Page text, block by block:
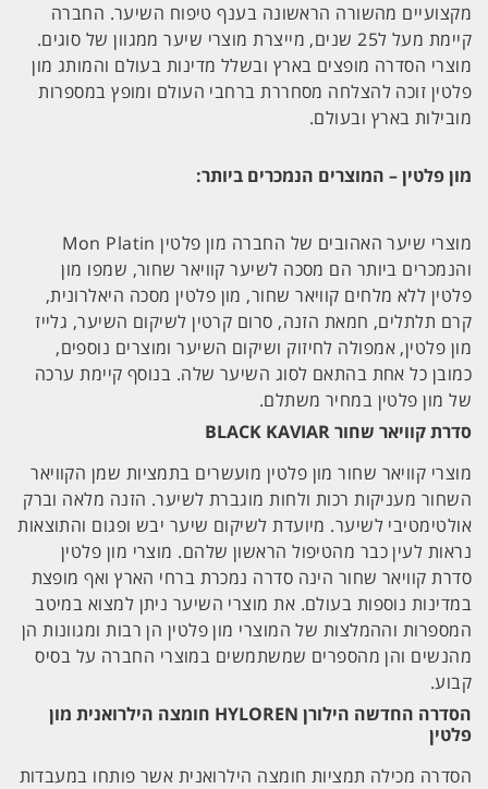
מקצועיים מהשורה הראשונה בענף טיפוח השיער. החברה
קיימת מעל ל25 שנים, מייצרת מוצרי שיער ממגוון של סוגים.
מוצרי הסדרה מופצים בארץ ובשלל מדינות בעולם והמותג מון
פלטין זוכה להצלחה מסחררת ברחבי העולם ומופץ במספרות
מובילות בארץ ובעולם.
מון פלטין – המוצרים הנמכרים ביותר:
מוצרי שיער האהובים של החברה מון פלטין Mon Platin
והנמכרים ביותר הם מסכה לשיער קוויאר שחור, שמפו מון
פלטין ללא מלחים קוויאר שחור, מון פלטין מסכה היאלרונית,
קרם תלתלים, חמאת הזנה, סרום קרטין לשיקום השיער, גלייז
מון פלטין, אמפולה לחיזוק ושיקום השיער ומוצרים נוספים,
כמובן כל אחת בהתאם לסוג השיער שלה. בנוסף קיימת ערכה
של מון פלטין במחיר משתלם.
סדרת קוויאר שחור BLACK KAVIAR
מוצרי קוויאר שחור מון פלטין מועשרים בתמציות שמן הקוויאר
השחור מעניקות רכות ולחות מוגברת לשיער. הזנה מלאה וברק
אולטימטיבי לשיער. מיועדת לשיקום שיער יבש ופגום והתוצאות
נראות לעין כבר מהטיפול הראשון שלהם. מוצרי מון פלטין
סדרת קוויאר שחור הינה סדרה נמכרת ברחי הארץ ואף מופצת
במדינות נוספות בעולם. את מוצרי השיער ניתן למצוא במיטב
המספרות וההמלצות של המוצרי מון פלטין הן רבות ומגוונות הן
מהנשים והן מהספרים שמשתמשים במוצרי החברה על בסיס
קבוע.
הסדרה החדשה הילורן HYLOREN חומצה הילרואנית מון
פלטין
הסדרה מכילה תמציות חומצה הילרואנית אשר פותחו במעבדות